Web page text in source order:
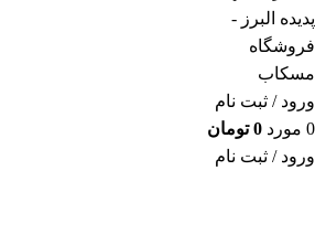
ورود / ثبت نام
0 مورد 0 تومان
ورود / ثبت نام